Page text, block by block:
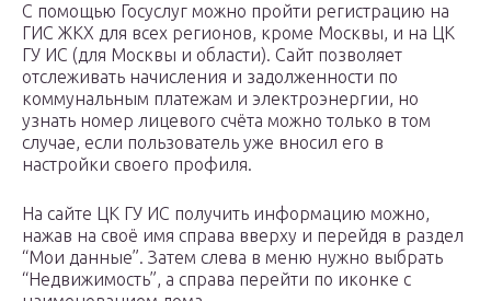
С помощью Госуслуг можно пройти регистрацию на
ГИС ЖКХ для всех регионов, кроме Москвы, и на ЦК
ГУ ИС (для Москвы и области). Сайт позволяет
отслеживать начисления и задолженности по
коммунальным платежам и электроэнергии, но
узнать номер лицевого счёта можно только в том
случае, если пользователь уже вносил его в
настройки своего профиля.
На сайте ЦК ГУ ИС получить информацию можно,
нажав на своё имя справа вверху и перейдя в раздел
“Мои данные”. Затем слева в меню нужно выбрать
“Недвижимость”, а справа перейти по иконке с